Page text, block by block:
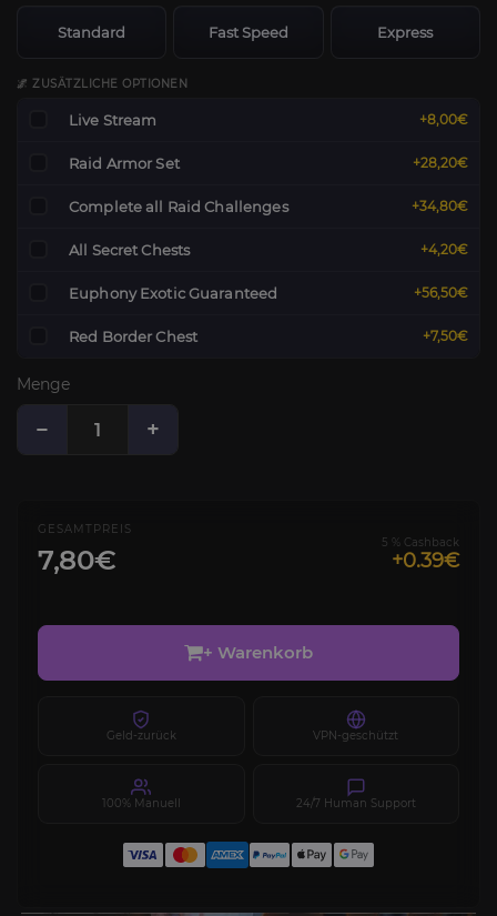
Standard Fast Speed Express
🌌 ZUSÄTZLICHE OPTIONEN
Live Stream +8,00€
Raid Armor Set +28,20€
Complete all Raid Challenges +34,80€
All Secret Chests +4,20€
Euphony Exotic Guaranteed +56,50€
Red Border Chest +7,50€
Menge
− +
GESAMTPREIS
7,80€
5 % Cashback
+0.39€
+ Warenkorb
Geld-zurück VPN-geschützt
100% Manuell 24/7 Human Support